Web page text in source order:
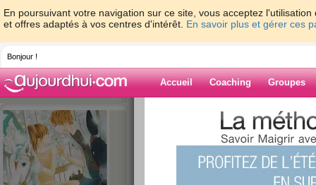
En poursuivant votre navigation sur ce site, vous acceptez
et offres adaptés à vos centres d'intérêt. En savoir plus et gérer ces
Bonjour !
Accueil Coaching Groupes
>
Blog de